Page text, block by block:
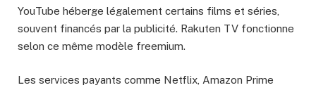
YouTube héberge légalement certains films et séries,
souvent financés par la publicité. Rakuten TV fonctionne
selon ce même modèle freemium.
Les services payants comme Netflix, Amazon Prime